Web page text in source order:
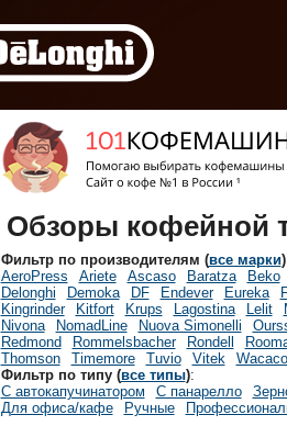
Обзоры кофейной
Фильтр по производителям (все марки)
AeroPress
Ariete Ascaso Baratza Beko
Delonghi
Demoka DF Endever Eureka
Kingrinder
Kitfort Krups Lagostina Lelit
Nivona
NomadLine Nuova Simonelli
Redmond
Rommelsbacher Rondell
Thomson
Timemore Tuvio Vitek Wacaco
Фильтр по типу (все типы):
С автокапучинатором
С панарелло
Для офиса/кафе
Ручные